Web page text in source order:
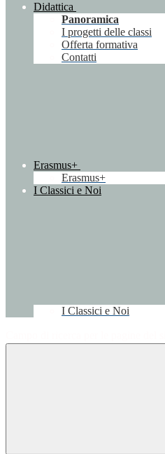
Didattica
Panoramica
I progetti delle classi
Offerta formativa
Contatti
Erasmus+
Erasmus+
I Classici e Noi
I Classici e Noi